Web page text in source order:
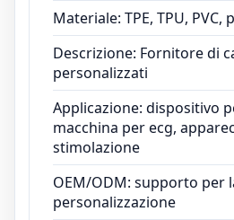
credito
Materiale: TPE, TPU, PVC,
Descrizione: Fornitore di
personalizzati
Applicazione: dispositivo
macchina per ecg,
stimolazione
OEM/ODM: supporto per
personalizzazione